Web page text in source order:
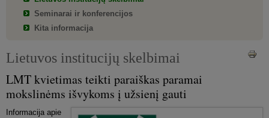
Seminarai ir konferencijos
Kita informacija
Lietuvos institucijų skelbimai
LMT kvietimas teikti paraiškas paramai
mokslinėms išvykoms į užsienį gauti
Informacija apie